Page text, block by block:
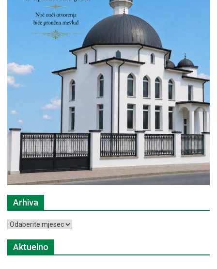
Arhiva
Arhiva
Aktuelno